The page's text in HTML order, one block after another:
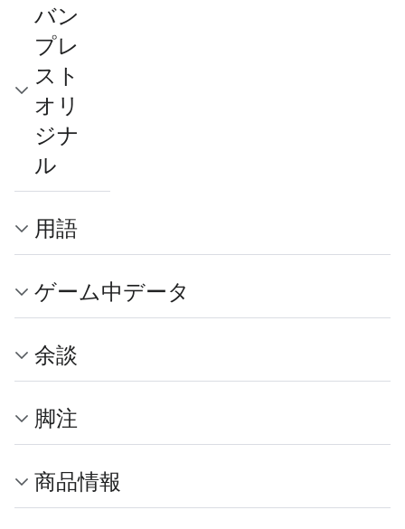
バン
プレ
スト
オリ
ジナ
ル
用語
ゲーム中データ
余談
脚注
商品情報